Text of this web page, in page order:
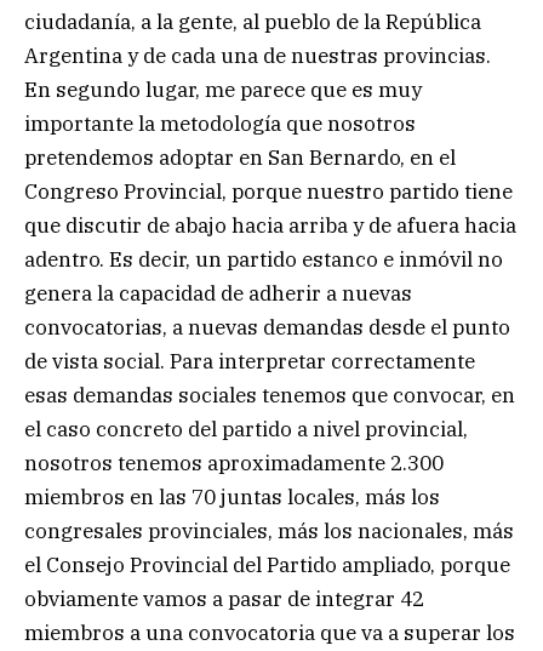
ciudadanía, a la gente, al pueblo de la República
Argentina y de cada una de nuestras provincias.
En segundo lugar, me parece que es muy
importante la metodología que nosotros
pretendemos adoptar en San Bernardo, en el
Congreso Provincial, porque nuestro partido tiene
que discutir de abajo hacia arriba y de afuera hacia
adentro. Es decir, un partido estanco e inmóvil no
genera la capacidad de adherir a nuevas
convocatorias, a nuevas demandas desde el punto
de vista social. Para interpretar correctamente
esas demandas sociales tenemos que convocar, en
el caso concreto del partido a nivel provincial,
nosotros tenemos aproximadamente 2.300
miembros en las 70 juntas locales, más los
congresales provinciales, más los nacionales, más
el Consejo Provincial del Partido ampliado, porque
obviamente vamos a pasar de integrar 42
miembros a una convocatoria que va a superar los